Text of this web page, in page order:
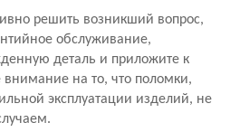
решить возникший вопрос,
обслуживание,
деталь и приложите к
на то, что поломки,
эксплуатации изделий, не